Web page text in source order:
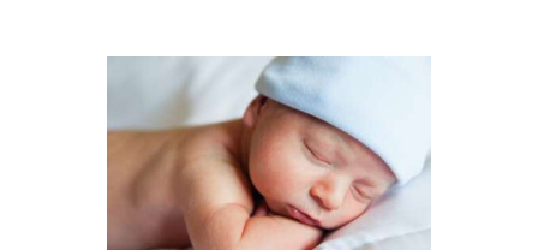
Seksuele gemeenschap
Voeding
Cursussen
Van maand tot maand
Tarieven
Echo's
Bevallen